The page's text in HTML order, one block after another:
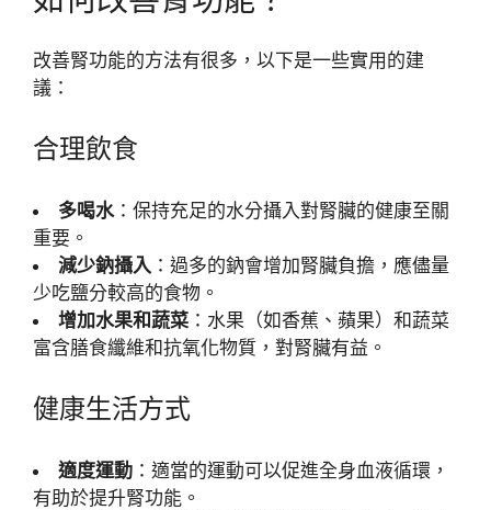
改善腎功能的方法有很多，以下是一些實用的建
議：
合理飲食
多喝水：保持充足的水分攝入對腎臟的健康至關
重要。
減少鈉攝入 ：過多的鈉會增加腎臟負擔，應儘量
少吃鹽分較高的食物。
增加水果和蔬菜 ：水果（如香蕉、蘋果）和蔬菜
富含膳食纖維和抗氧化物質，對腎臟有益。
健康生活方式
適度運動 ：適當的運動可以促進全身血液循環，
有助於提升腎功能。